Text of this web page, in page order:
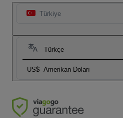
Türkiye
Türkçe
US$ Amerikan Doları